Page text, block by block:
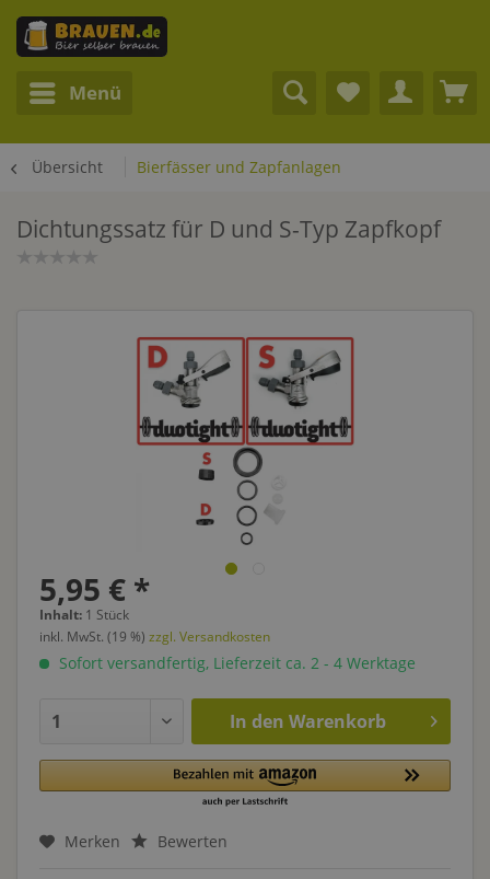
Menü
Übersicht Bierfässer und Zapfanlagen
Dichtungssatz für D und S-Typ Zapfkopf
5,95 € *
Inhalt: 1 Stück
inkl. MwSt. (19 %) zzgl. Versandkosten
Sofort versandfertig, Lieferzeit ca. 2 - 4 Werktage
In den Warenkorb
Merken Bewerten